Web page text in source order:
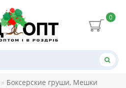
0
Боксерские груши, Мешки